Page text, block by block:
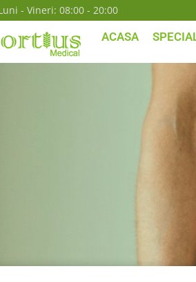
- Vineri: 08:00 - 20:00
ACASA